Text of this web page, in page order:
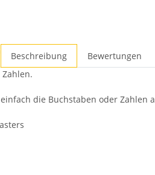
Beschreibung
Bewertungen
die Buchstaben oder